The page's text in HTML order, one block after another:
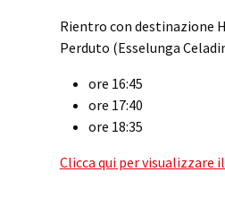
Rientro con destinazione
Perduto (Esselunga
ore 16:45
ore 17:40
ore 18:35
Clicca qui per visualizzare